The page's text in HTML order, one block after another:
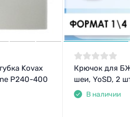
Kovax
P240-400
Крючок для
шеи, YoSD, 2
В наличии